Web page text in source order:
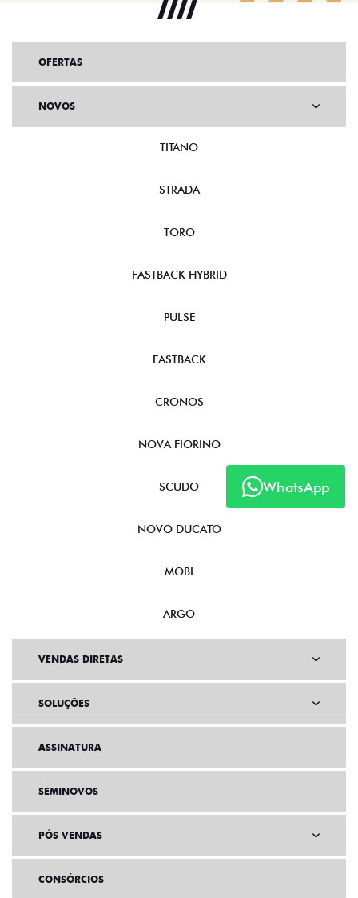
WhatsApp
OFERTAS
NOVOS
TITANO
STRADA
TORO
FASTBACK HYBRID
PULSE
FASTBACK
CRONOS
NOVA FIORINO
SCUDO
NOVO DUCATO
MOBI
ARGO
VENDAS DIRETAS
SOLUÇÕES
ASSINATURA
SEMINOVOS
PÓS VENDAS
CONSÓRCIOS